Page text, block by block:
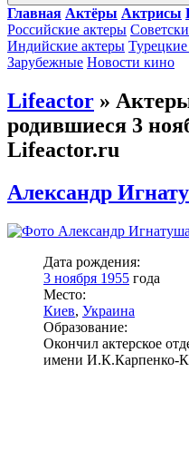
Главная Актёры Актрисы
Российские актеры
Индийские актеры
Зарубежные Новости кино
Lifeactor »
родившиеся 3
Lifeactor.ru
Александр
Дата рождения:
3 ноября 1955 года
Место:
Киев, Украина
Образование:
Окончил актерское
имени И.К.Карпенко-